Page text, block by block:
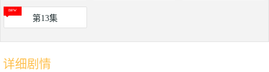
第13集
详细剧情